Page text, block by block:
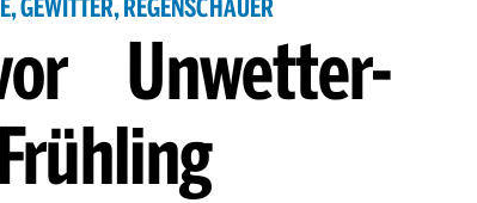
GEWITTER, REGENSCHAUER
Unwetter-
Frühling